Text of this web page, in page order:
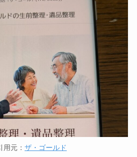
用元： ザ・ゴールド